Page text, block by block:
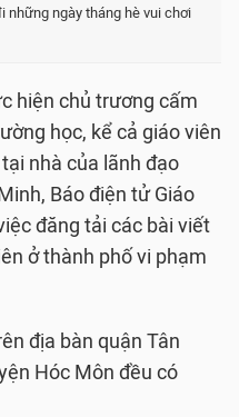
những ngày tháng hè vui chơi
hiện chủ trương cấm
học, kể cả giáo viên
nhà của lãnh đạo
Báo điện tử Giáo
đăng tải các bài viết
ở thành phố vi phạm
địa bàn quận Tân
Hóc Môn đều có